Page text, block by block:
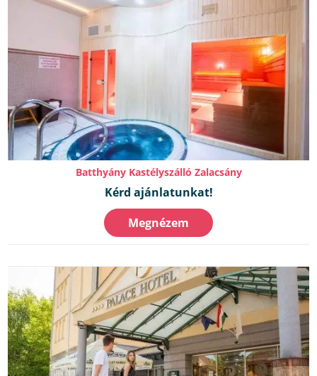
Batthyány Kastélyszálló Zalacsány
Kérd ajánlatunkat!
Megnézem